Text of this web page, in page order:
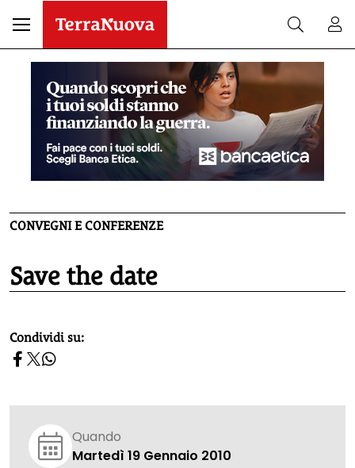
CONVEGNI E CONFERENZE
Save the date
homepage h2
Condividi su:
Quando
Martedì 19 Gennaio 2010